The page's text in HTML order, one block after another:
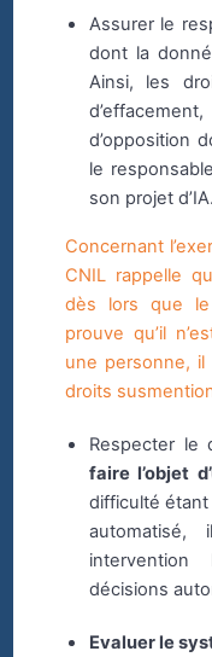
Assurer le
dont la
Ainsi, les
d’opposition
le
son projet d’IA.
Concernant
CNIL rappelle
dès lors que le
prouve qu’il
une personne, il
droits
Respecter
faire l’objet
difficulté étant
décisions
Evaluer le